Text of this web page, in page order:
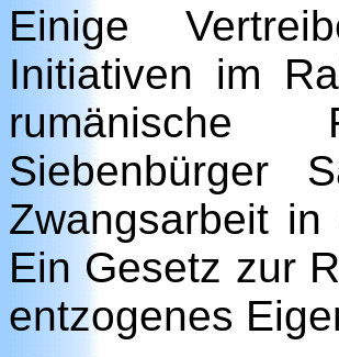
Einige
Initiativen im
rumänische
Siebenbürger
Zwangsarbeit
Ein Gesetz zur
entzogenes